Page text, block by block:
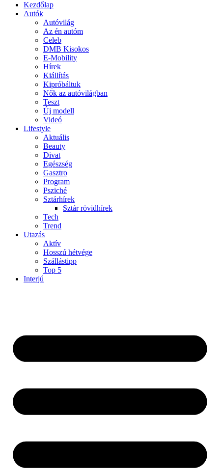
Kezdőlap
Autók
Autóvilág
Az én autóm
Celeb
DMB Kisokos
E-Mobility
Hírek
Kiállítás
Kipróbáltuk
Nők az autóvilágban
Teszt
Új modell
Videó
Lifestyle
Aktuális
Beauty
Divat
Egészség
Gasztro
Program
Psziché
Sztárhírek
Sztár rövidhírek
Tech
Trend
Utazás
Aktív
Hosszú hétvége
Szállástipp
Top 5
Interjú